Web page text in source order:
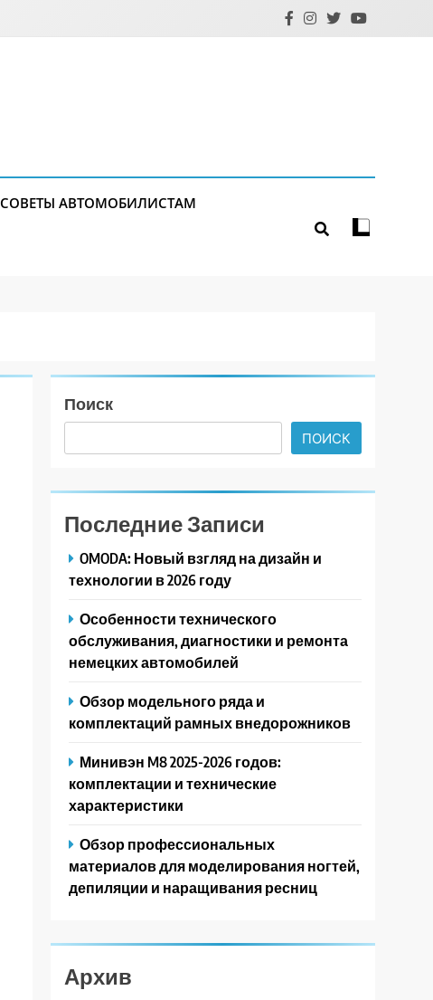
СОВЕТЫ АВТОМОБИЛИСТАМ
Поиск
ПОИСК
Последние Записи
OMODA: Новый взгляд на дизайн и
технологии в 2026 году
Особенности технического
обслуживания, диагностики и ремонта
немецких автомобилей
Обзор модельного ряда и
комплектаций рамных внедорожников
Минивэн M8 2025-2026 годов:
комплектации и технические
характеристики
Обзор профессиональных
материалов для моделирования ногтей,
депиляции и наращивания ресниц
Архив